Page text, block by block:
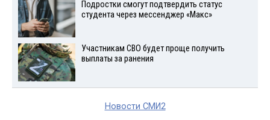
Подростки смогут подтвердить статус
студента через мессенджер «Макс»
Участникам СВО будет проще получить
выплаты за ранения
Новости СМИ2